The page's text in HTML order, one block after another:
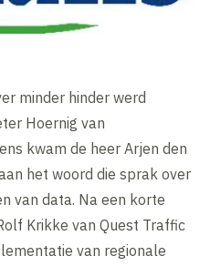
minder hinder werd
Hoernig van
kwam de heer Arjen den
het woord die sprak over
van data. Na een korte
Krikke van Quest Traffic
van regionale